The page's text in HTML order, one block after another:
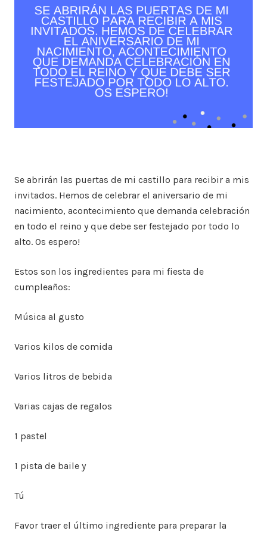
Se abrirán las puertas de mi castillo para recibir a mis
invitados. Hemos de celebrar el aniversario de mi
nacimiento, acontecimiento que demanda celebración
en todo el reino y que debe ser festejado por todo lo
alto. Os espero!
Estos son los ingredientes para mi fiesta de
cumpleaños:
Música al gusto
Varios kilos de comida
Varios litros de bebida
Varias cajas de regalos
1 pastel
1 pista de baile y
Tú
Favor traer el último ingrediente para preparar la